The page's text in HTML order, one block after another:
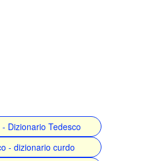
Dizionario Tedesco
- dizionario curdo